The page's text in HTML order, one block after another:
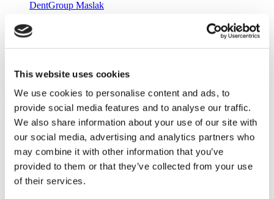
This website uses cookies
We use cookies to personalise content and ads, to
provide social media features and to analyse our traffic.
We also share information about your use of our site with
our social media, advertising and analytics partners who
may combine it with other information that you’ve
provided to them or that they’ve collected from your use
of their services.
DentGroup Maslak
Medical Park Ospedale Gaziosmanpasa
Ethica Ospedale Incirli
Fixing Smiles
(10)
Richiedi un Preventivo
Flymedi
TÜRSAB – Le transazioni su flymedi.com sono gestite da
MIRAC SARA TOURISM, un'agenzia di viaggi di Gruppo
A registrata presso TÜRSAB (Certificato N°: 12276).
Tutti i trattamenti sono effettuati da un istituto sanitario
certificato per il turismo sanitario.